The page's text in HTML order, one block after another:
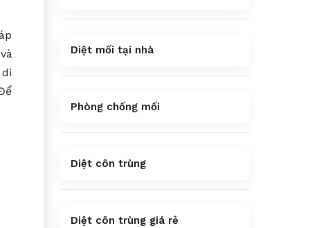
Diệt mối tại nhà
Phòng chống mối
Diệt côn trùng
Diệt côn trùng giá rẻ